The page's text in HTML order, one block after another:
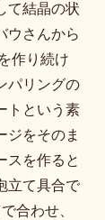
て結晶の状
ウさんから
作り続け
パリングの
トという素
ジをそのま
スを作ると
立て具合で
合わせ、